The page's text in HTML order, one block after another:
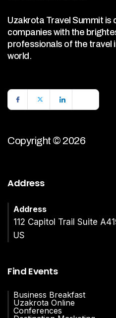
Uzakrota Travel Summit
companies with the
professionals of the travel
world.
Copyright © 2026
Address
Address
112 Capitol Trail Suite
US
Find Events
Business Breakfast
Uzakrota Online
Conferences